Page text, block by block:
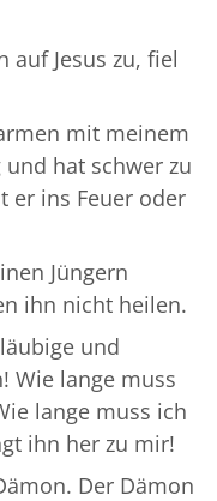
auf Jesus zu, fiel
mit meinem
hat schwer zu
er ins Feuer oder
Jüngern
ihn nicht heilen.
und
Wie lange muss
lange muss ich
ihn her zu mir!
Der Dämon